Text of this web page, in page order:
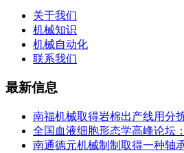
关于我们
机械知识
机械自动化
联系我们
最新信息
南福机械取得岩棉出产线用分
全国血液细胞形态学高峰论坛
南通德元机械制制取得一种轴